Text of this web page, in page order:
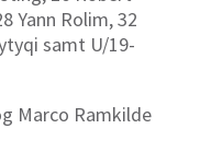
Yann Rolim, 32
samt U/19-
Marco Ramkilde